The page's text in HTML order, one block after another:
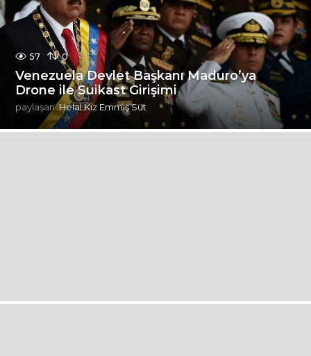
57 0
Venezuela Devlet Başkanı Maduro’ya
Drone ile Suikast Girişimi
paylaşan Helal Kız Emmiş Süt